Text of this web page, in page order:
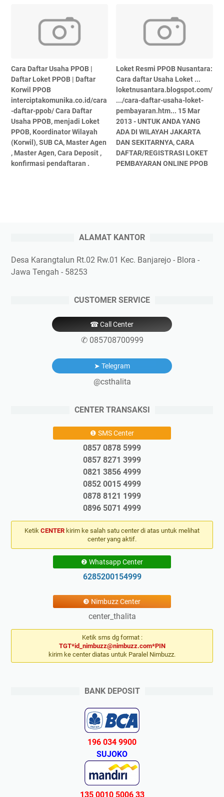
Cara Daftar Usaha PPOB |
Daftar Loket PPOB | Daftar
Korwil PPOB
interciptakomunika.co.id/cara
-daftar-ppob/‎ Cara Daftar
Usaha PPOB, menjadi Loket
PPOB, Koordinator Wilayah
(Korwil), SUB CA, Master Agen
, Master Agen, Cara Deposit ,
konfirmasi pendaftaran .
Loket Resmi PPOB Nusantara:
Cara daftar Usaha Loket ...
loketnusantara.blogspot.com/
.../cara-daftar-usaha-loket-
pembayaran.htm...‎ 15 Mar
2013 - UNTUK ANDA YANG
ADA DI WILAYAH JAKARTA
DAN SEKITARNYA, CARA
DAFTAR/REGISTRASI LOKET
PEMBAYARAN ONLINE PPOB
ALAMAT KANTOR
Desa Karangtalun Rt.02 Rw.01 Kec. Banjarejo - Blora -
Jawa Tengah - 58253
CUSTOMER SERVICE
☎ Call Center
✆ 085708700999
➤ Telegram
@csthalita
CENTER TRANSAKSI
❶ SMS Center
0857 0878 5999
0857 8271 3999
0821 3856 4999
0852 0015 4999
0878 8121 1999
0896 5071 4999
Ketik CENTER kirim ke salah satu center di atas untuk melihat
center yang aktif.
❷ Whatsapp Center
6285200154999
❸ Nimbuzz Center
center_thalita
Ketik sms dg format :
TGT*id_nimbuzz@nimbuzz.com*PIN
kirim ke center diatas untuk Paralel Nimbuzz.
BANK DEPOSIT
196 034 9900
SUJOKO
135 0010 5006 33